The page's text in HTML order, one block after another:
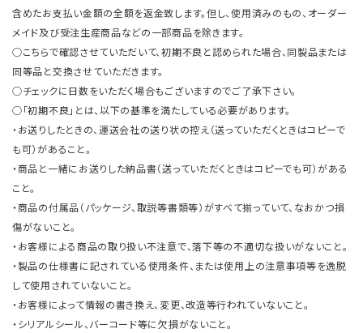
含めたお支払い金額の全額を返金致します。但し、使用済みのもの、オーダー
メイド及び受注生産商品などの一部商品を除きます。
○こちらで確認させていただいて、初期不良と認められた場合、同製品または
同等品と交換させていただきます。
○チェックに日数をいただく場合もございますのでご了承下さい。
○「初期不良」とは、以下の基準を満たしている必要があります。
・お送りしたときの、運送会社の送り状の控え（送っていただくときはコピーで
も可）があること。
・商品と一緒にお送りした納品書（送っていただくときはコピーでも可）がある
こと。
・商品の付属品（パッケージ、取説等書類等）がすべて揃っていて、なおかつ損
傷がないこと。
・お客様による商品の取り扱い不注意で、落下等の不適切な扱いがないこと。
・製品の仕様書に記されている使用条件、または使用上の注意事項等を逸脱
して使用されていないこと。
・お客様によって情報の書き換え、変更、改造等行われていないこと。
・シリアルシール、バーコード等に欠損がないこと。